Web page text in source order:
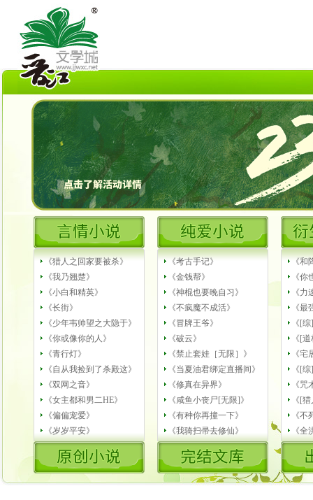
《猎人之回家要被杀》
《我乃翘楚》
《小白和精英》
《长街》
《少年韦帅望之大隐于》
《你或像你的人》
《青行灯》
《自从我捡到了杀殿这》
《双网之音》
《女主都和男二HE》
《偏偏宠爱》
《岁岁平安》
《考古手记》
《金钱帮》
《神棍也要晚自习》
《不疯魔不成活》
《冒牌王爷》
《破云》
《禁止套娃［无限］》
《当夏油君绑定直播间》
《修真在异界》
《咸鱼小丧尸[无限]》
《有种你再撞一下》
《我骑扫帚去修仙》
《
《
《
《
《[
《[
《
《[
《
《[
《不
《